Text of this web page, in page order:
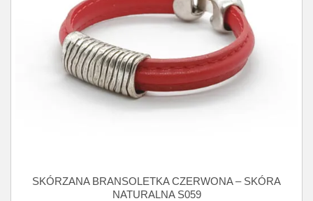
SKÓRZANA BRANSOLETKA CZERWONA – SKÓRA
NATURALNA S059